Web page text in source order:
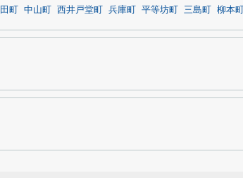
町 中山町 西井戸堂町 兵庫町 平等坊町 三島町 柳本町